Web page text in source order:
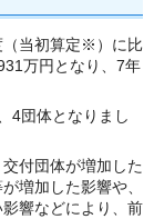
（当初算定※）に比
万円となり、7年
4団体となりまし
付団体が増加した
増加した影響や、
響などにより、前